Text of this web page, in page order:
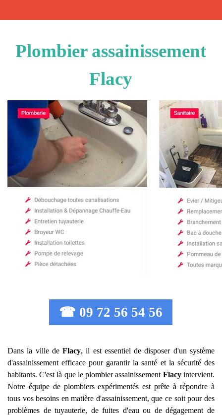
Plombier assainissement
Flacy
☎ 09 72 56 54 56
Dans la ville de Flacy, il est essentiel de disposer d'un système
d'assainissement efficace pour garantir la santé et la sécurité des
habitants. C'est là que le plombier assainissement Flacyintervient.
Notre équipe de plombiers expérimentés est prête à répondre à
tous vos besoins en matière d'assainissement, que ce soit pour des
problèmes de tuyauterie, de fuites d'eau ou de dégagement de